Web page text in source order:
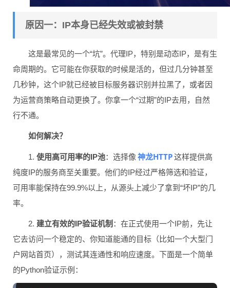
原因一：IP本身已经失效或被封禁
这是最常见的一个“坑”。代理IP，特别是动态IP，是有生
命周期的。它可能在你获取的时候是活的，但过几分钟甚至
几秒钟，这个IP就已经被目标服务器识别并拉黑了，或者因
为运营商策略自动更换了。你拿一个“过期”的IP去用，自然
行不通。
如何解决？
1. 使用高可用率的IP池：选择像 神龙HTTP这样提供高
纯度IP的服务商至关重要。他们的IP经过严格筛选和验证，
可用率能保持在99.9%以上，从源头上减少了拿到“坏IP”的几
率。
2. 建立有效的IP验证机制 ：在正式使用一个IP前，先让
它去访问一个稳定的、你知道能通的目标（比如一个大型门
户网站首页），测试其连通性和响应速度。下面是一个简单
的Python验证示例：